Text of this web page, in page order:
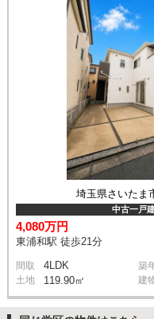
埼玉県さいたま
中古一戸
4,080万円
東浦和駅 徒歩21分
間取 4LDK 築
土地 119.90㎡ 建